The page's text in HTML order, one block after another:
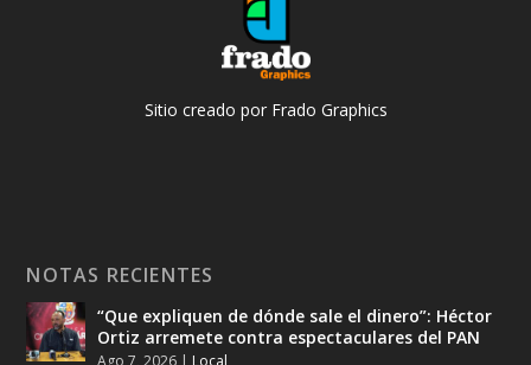
Sitio creado por Frado Graphics
NOTAS RECIENTES
“Que expliquen de dónde sale el dinero”: Héctor
Ortiz arremete contra espectaculares del PAN